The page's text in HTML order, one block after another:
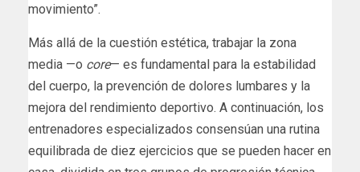
movimiento”.
Más allá de la cuestión estética, trabajar la zona
media —o core— es fundamental para la estabilidad
del cuerpo, la prevención de dolores lumbares y la
mejora del rendimiento deportivo. A continuación, los
entrenadores especializados consensúan una rutina
equilibrada de diez ejercicios que se pueden hacer en